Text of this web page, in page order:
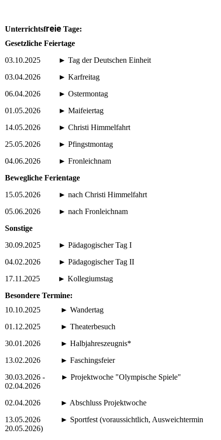
Unterrichtsfreie Tage:
Gesetzliche Feiertage
03.10.2025 ► Tag der Deutschen Einheit
03.04.2026 ► Karfreitag
06.04.2026 ► Ostermontag
01.05.2026 ► Maifeiertag
14.05.2026 ► Christi Himmelfahrt
25.05.2026 ► Pfingstmontag
04.06.2026 ► Fronleichnam
Bewegliche Ferientage
15.05.2026 ► nach Christi Himmelfahrt
05.06.2026 ► nach Fronleichnam
Sonstige
30.09.2025 ► Pädagogischer Tag I
04.02.2026 ► Pädagogischer Tag II
17.11.2025 ► Kollegiumstag
Besondere Termine:
10.10.2025 ► Wandertag
01.12.2025 ► Theaterbesuch
30.01.2026 ► Halbjahreszeugnis*
13.02.2026 ► Faschingsfeier
30.03.2026 - ► Projektwoche "Olympische Spiele"
02.04.2026
02.04.2026 ► Abschluss Projektwoche
13.05.2026 ► Sportfest (voraussichtlich, Ausweichtermin
20.05.2026)